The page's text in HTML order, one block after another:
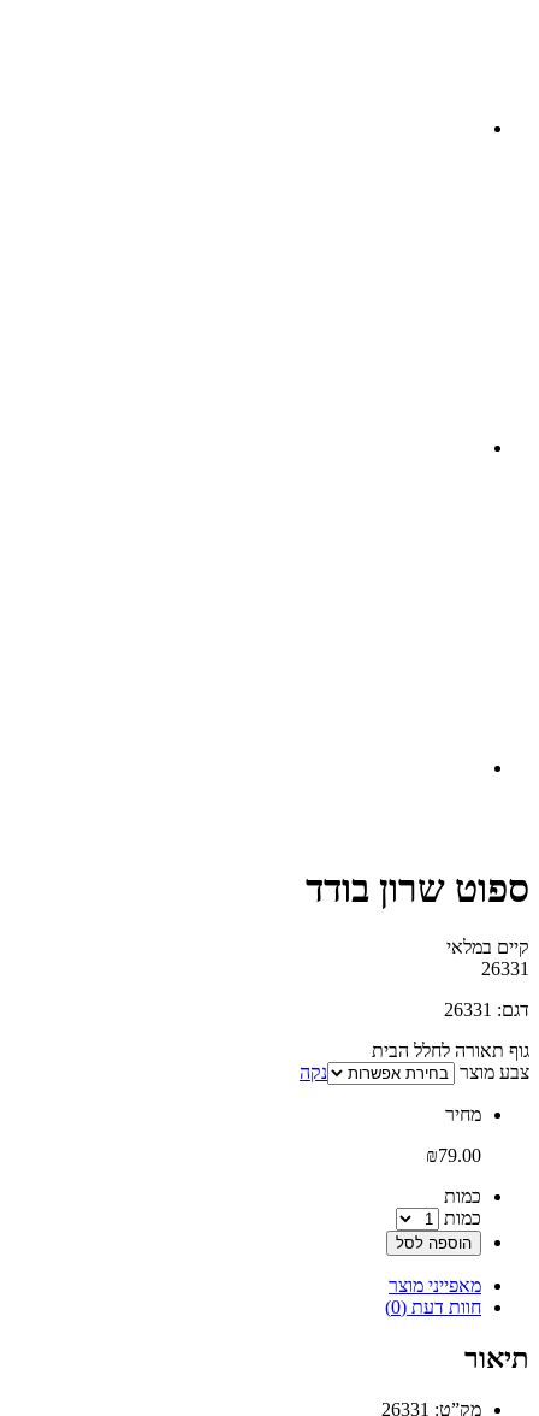
ספוט שרון בודד
קיים במלאי‬
26331
דגם: 26331
גוף תאורה לחלל הבית
צבע מוצר
נקה
‫מחיר‬
₪79.00
‫כמות‬
כמות
הוספה לסל
מאפייני מוצר
חוות דעת (0)
תיאור
מק”ט: 26331